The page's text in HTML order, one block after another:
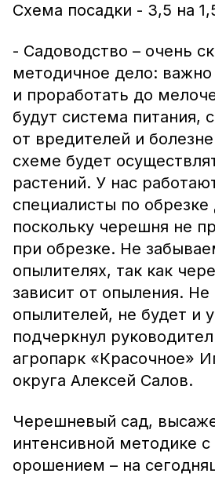
Схема посадки - 3,5 на
- Садоводство – очень
методичное дело: важно
и проработать до
будут система питания,
от вредителей и
схеме будет
растений. У нас
специалисты по обрезке
поскольку черешня не
при обрезке. Не
опылителях, так как
зависит от опыления. Не
опылителей, не будет и
подчеркнул
агропарк «Красочное»
округа Алексей Салов.
Черешневый сад,
интенсивной методике
орошением – на